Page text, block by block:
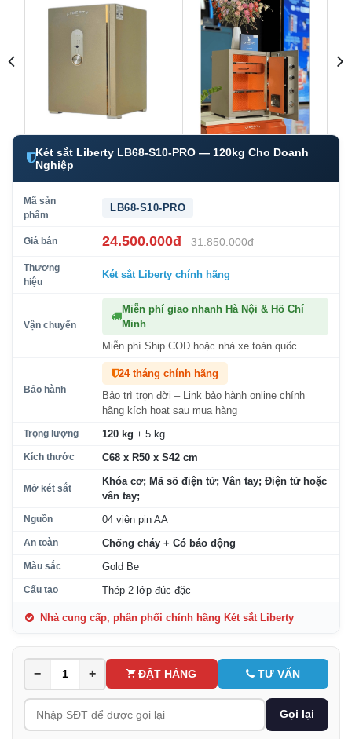
Két sắt Liberty LB68-S10-PRO — 120kg Cho Doanh
Nghiệp
Mã sản
phẩm
LB68-S10-PRO
Giá bán 24.500.000đ 31.850.000đ
Thương
hiệu
Két sắt Liberty chính hãng
Vận chuyển
Miễn phí giao nhanh Hà Nội & Hồ Chí
Minh
Miễn phí Ship COD hoặc nhà xe toàn quốc
Bảo hành
24 tháng chính hãng
Bảo trì trọn đời – Link bảo hành online chính
hãng kích hoạt sau mua hàng
Trọng lượng 120 kg ± 5 kg
Kích thước C68 x R50 x S42 cm
Mở két sắt
Khóa cơ; Mã số điện tử; Vân tay; Điện tử hoặc
vân tay;
Nguồn 04 viên pin AA
An toàn Chống cháy + Có báo động
Màu sắc Gold Be
Cấu tạo Thép 2 lớp đúc đặc
Nhà cung cấp, phân phối chính hãng Két sắt Liberty
− + ĐẶT HÀNG TƯ VẤN
Gọi lại